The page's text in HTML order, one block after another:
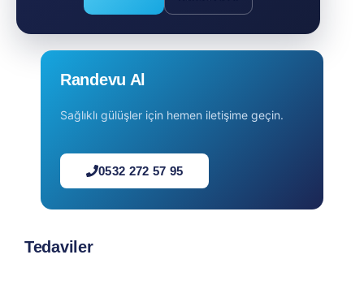
Randevu Al
Sağlıklı gülüşler için hemen iletişime geçin.
0532 272 57 95
Tedaviler